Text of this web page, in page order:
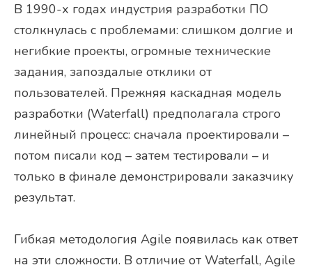
В 1990-х годах индустрия разработки ПО
столкнулась с проблемами: слишком долгие и
негибкие проекты, огромные технические
задания, запоздалые отклики от
пользователей. Прежняя каскадная модель
разработки (Waterfall) предполагала строго
линейный процесс: сначала проектировали –
потом писали код – затем тестировали – и
только в финале демонстрировали заказчику
результат.
Гибкая методология Agile появилась как ответ
на эти сложности. В отличие от Waterfall, Agile